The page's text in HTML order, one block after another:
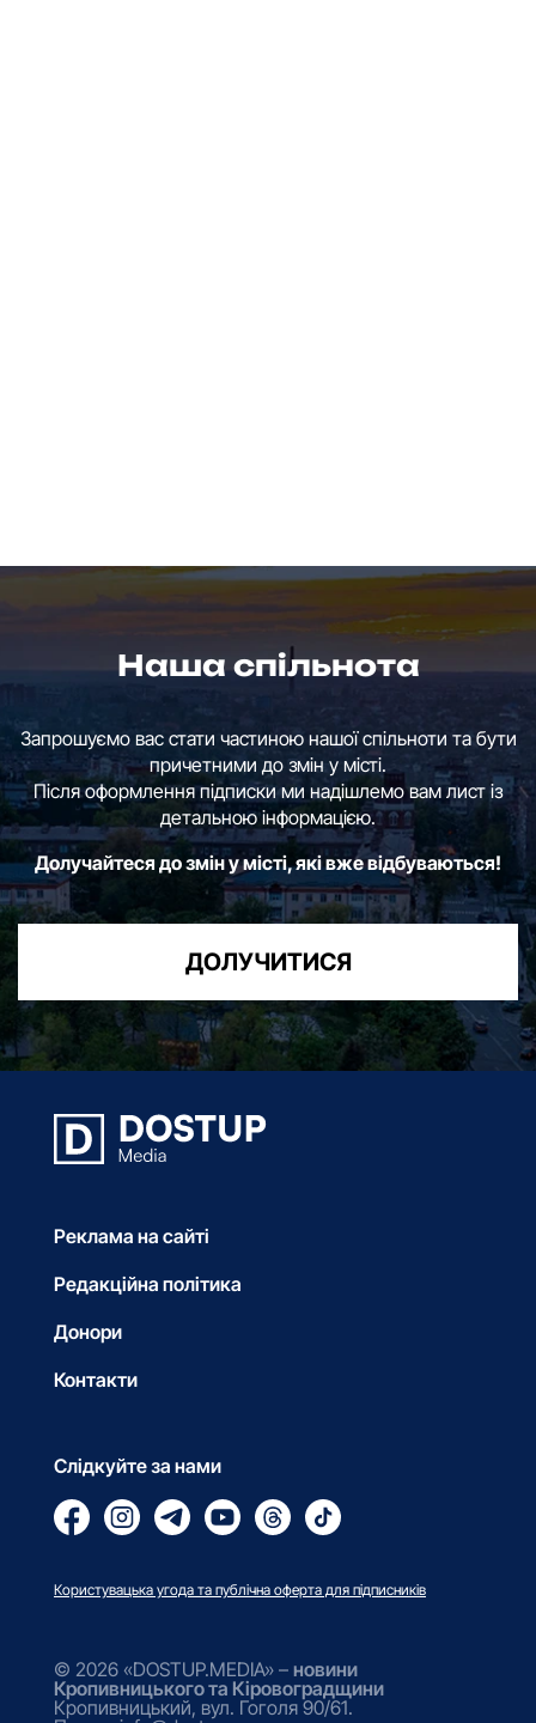
Наша спільнота
Запрошуємо вас стати частиною нашої спільноти та бути
причетними до змін у місті.
Після оформлення підписки ми надішлемо вам лист із
детальною інформацією.
Долучайтеся до змін у місті, які вже відбуваються!
ДОЛУЧИТИСЯ
Реклама на сайті
Редакційна політика
Донори
Контакти
Слідкуйте за нами
Користувацька угода та публічна оферта для підписників
© 2026 «DOSTUP.MEDIA» – новини
Кропивницького та Кіровоградщини
Кропивницький, вул. Гоголя 90/61.